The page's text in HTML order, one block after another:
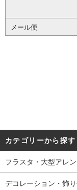
メール便
カテゴリーから探す
フラスタ・大型アレ
デコレーション・飾